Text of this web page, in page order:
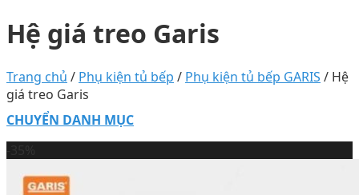
Hệ giá treo Garis
Trang chủ / Phụ kiện tủ bếp / Phụ kiện tủ bếp GARIS / Hệ
giá treo Garis
CHUYỂN DANH MỤC